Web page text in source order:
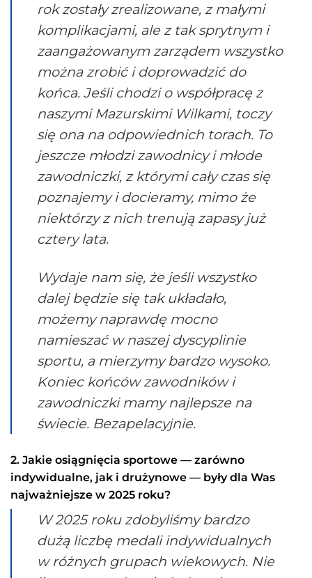
rok zostały zrealizowane, z małymi
komplikacjami, ale z tak sprytnym i
zaangażowanym zarządem wszystko
można zrobić i doprowadzić do
końca. Jeśli chodzi o współpracę z
naszymi Mazurskimi Wilkami, toczy
się ona na odpowiednich torach. To
jeszcze młodzi zawodnicy i młode
zawodniczki, z którymi cały czas się
poznajemy i docieramy, mimo że
niektórzy z nich trenują zapasy już
cztery lata.
Wydaje nam się, że jeśli wszystko
dalej będzie się tak układało,
możemy naprawdę mocno
namieszać w naszej dyscyplinie
sportu, a mierzymy bardzo wysoko.
Koniec końców zawodników i
zawodniczki mamy najlepsze na
świecie. Bezapelacyjnie.
2. Jakie osiągnięcia sportowe — zarówno
indywidualne, jak i drużynowe — były dla Was
najważniejsze w 2025 roku?
W 2025 roku zdobyliśmy bardzo
dużą liczbę medali indywidualnych
w różnych grupach wiekowych. Nie